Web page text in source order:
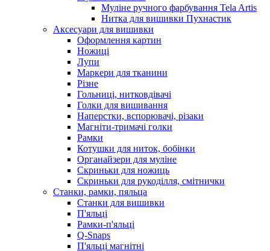
Муліне ручного фарбування Tela Artis
Нитка для вишивки Пухнастик
Аксесуари для вишивки
Оформлення картин
Ножиці
Лупи
Маркери для тканини
Різне
Гольниці, нитковдівачі
Голки для вишивання
Наперстки, вспорювачі, різаки
Магніти-тримачі голки
Рамки
Котушки для ниток, бобінки
Органайзери для муліне
Скриньки для ножиць
Скриньки для рукоділля, смітнички
Станки, рамки, пяльца
Станки для вишивки
П'яльці
Рамки-п'яльці
Q-Snaps
П'яльці магнітні